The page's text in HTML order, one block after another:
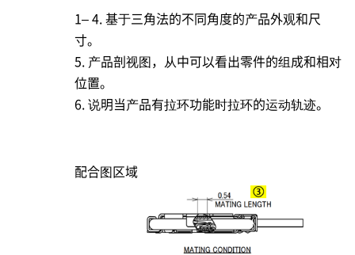
1– 4. 基于三角法的不同角度的产品外观和尺
寸。
5. 产品剖视图，从中可以看出零件的组成和相对
位置。
6. 说明当产品有拉环功能时拉环的运动轨迹。
配合图区域